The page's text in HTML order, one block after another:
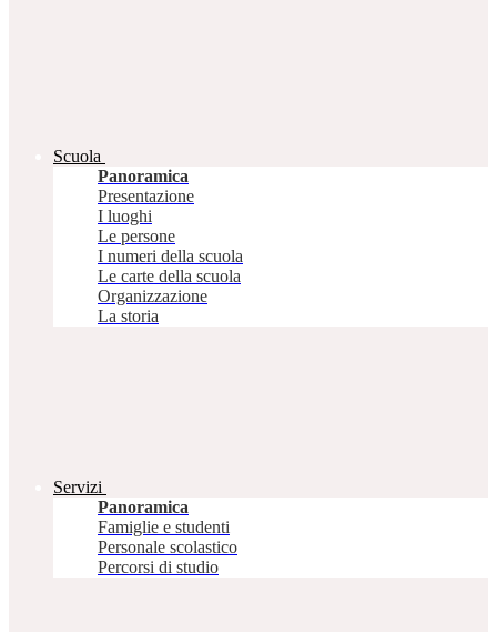
Scuola
Panoramica
Presentazione
I luoghi
Le persone
I numeri della scuola
Le carte della scuola
Organizzazione
La storia
Servizi
Panoramica
Famiglie e studenti
Personale scolastico
Percorsi di studio